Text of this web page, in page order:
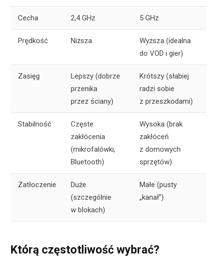
Cecha 2,4 GHz 5 GHz
Prędkość Niższa
Wyższa (idealna
do VOD i gier)
Zasięg
Lepszy (dobrze
przenika
przez ściany)
Krótszy (słabiej
radzi sobie
z przeszkodami)
Stabilność
Częste
zakłócenia
(mikrofalówki,
Bluetooth)
Wysoka (brak
zakłóceń
z domowych
sprzętów)
Zatłoczenie
Duże
(szczególnie
w blokach)
Małe (pusty
„kanał”)
Którą częstotliwość wybrać?